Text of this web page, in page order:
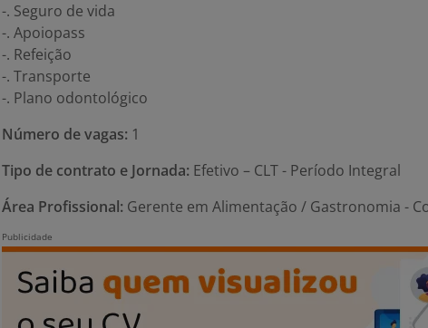
-. Seguro de vida
-. Apoiopass
-. Refeição
-. Transporte
-. Plano odontológico
Número de vagas: 1
Tipo de contrato e Jornada: Efetivo – CLT - Período Integral
Área Profissional: Gerente em Alimentação / Gastronomia -